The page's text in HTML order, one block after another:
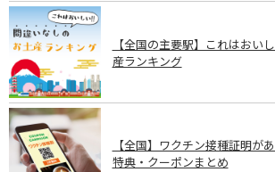
【全国の主要駅】これはおい
産ランキング
【全国】ワクチン接種証明が
特典・クーポンまとめ